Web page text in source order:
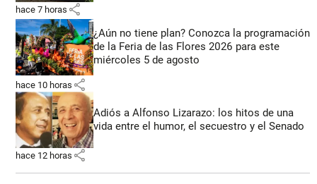
hace 7 horas share
¿Aún no tiene plan? Conozca la programación
de la Feria de las Flores 2026 para este
miércoles 5 de agosto
hace 10 horas share
Adiós a Alfonso Lizarazo: los hitos de una
vida entre el humor, el secuestro y el Senado
hace 12 horas share